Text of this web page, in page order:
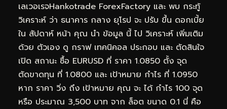
เลเวอเรจHankotrade ForexFactory และ พบ กระทู้
วิเคราะห์ ว่า ธนาคาร กลาง ยุโรป จะ ปรับ ขึ้น ดอกเบี้ย
ใน สัปดาห์ หน้า คุณ นำ ข้อมูล นี้ ไป วิเคราะห์ เพิ่มเติม
ด้วย ตัวเอง ดู กราฟ เทคนิคอล ประกอบ และ ตัดสินใจ
เปิด สถานะ ซื้อ EURUSD ที่ ราคา 1.0850 ตั้ง จุด
ตัดขาดทุน ที่ 1.0800 และ เป้าหมาย กำไร ที่ 1.0950
หาก ราคา วิ่ง ถึง เป้าหมาย คุณ จะ ได้ กำไร 100 จุด
หรือ ประมาณ 3,500 บาท จาก ล็อต ขนาด 0.1 นี่ คือ